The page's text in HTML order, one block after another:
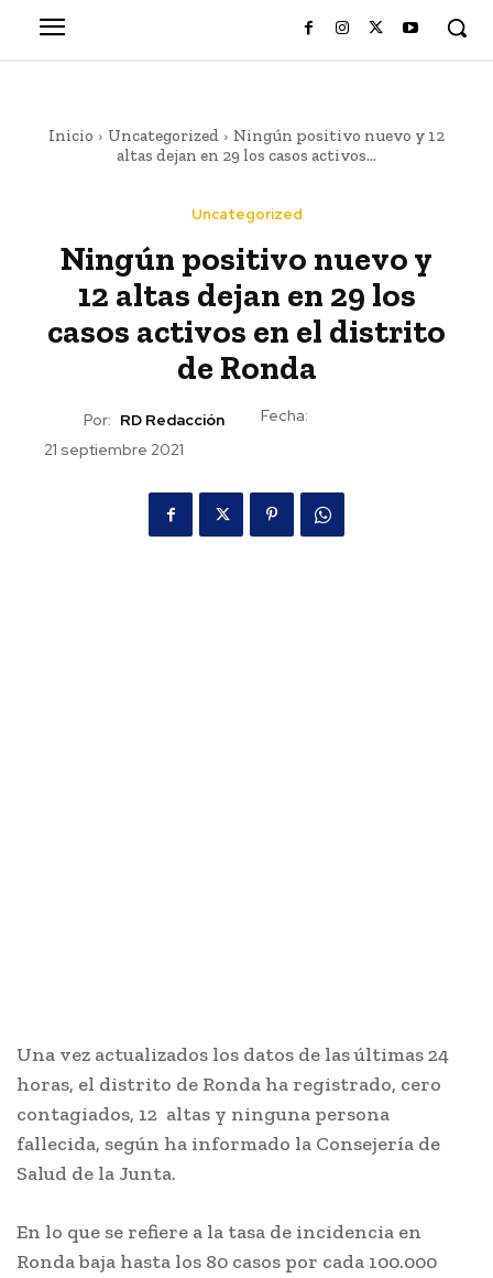
Inicio Uncategorized
Ningún positivo nuevo y 12
altas dejan en 29 los casos activos...
Uncategorized
Ningún positivo nuevo y
12 altas dejan en 29 los
casos activos en el distrito
de Ronda
Por: RD Redacción
Fecha:
21 septiembre 2021
Una vez actualizados los datos de las últimas 24
horas, el distrito de Ronda ha registrado, cero
contagiados, 12 altas y ninguna persona
fallecida, según ha informado la Consejería de
Salud de la Junta.
En lo que se refiere a la tasa de incidencia en
Ronda baja hasta los 80 casos por cada 100.000